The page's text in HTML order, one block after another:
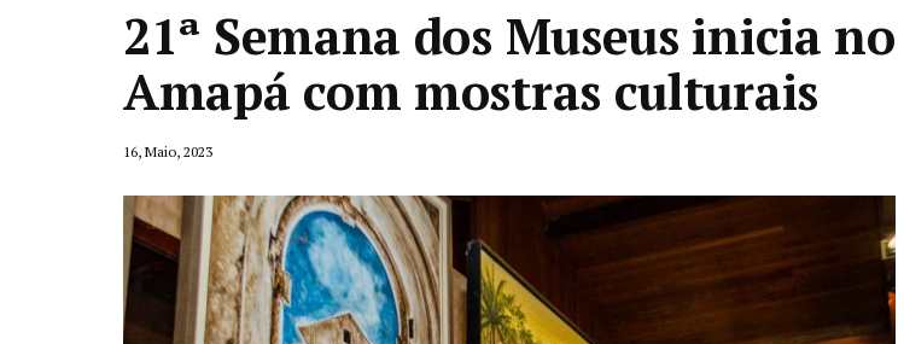
21ª Semana dos Museus inicia no
Amapá com mostras culturais
16, Maio, 2023